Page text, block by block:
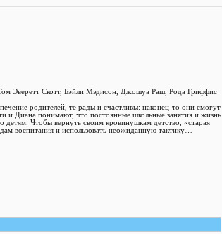
Эверетт Скотт, Бэйли Мэдисон, Джошуа Раш, Рода Гриффис
родителей, те рады и счастливы: наконец-то они смогут
и Диана понимают, что постоянные школьные занятия и жизнь
Чтобы вернуть своим кровинушкам детство, «старая
воспитания и использовать неожиданную тактику…